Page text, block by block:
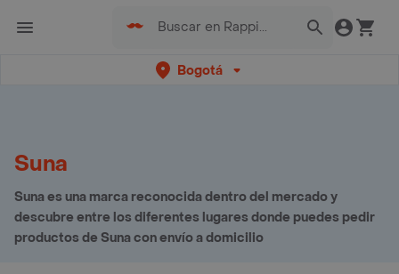
Bogotá
Suna
Suna es una marca reconocida dentro del mercado y
descubre entre los diferentes lugares donde puedes pedir
productos de Suna con envío a domicilio